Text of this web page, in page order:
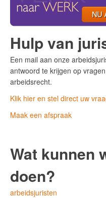
Hulp van
Een mail aan onze
antwoord te krijgen op
arbeidsrecht.
Klik hier en stel direct uw
Maak een afspraak
Wat kunnen
doen?
arbeidsjuristen